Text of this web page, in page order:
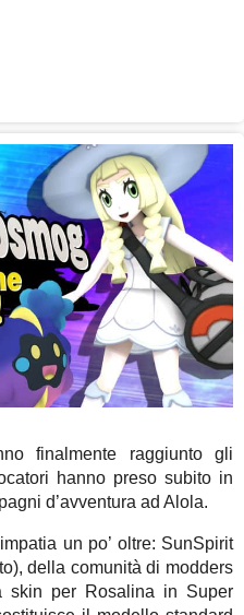
finalmente raggiunto gli
hanno preso subito in
d’avventura ad Alola.
un po’ oltre: SunSpirit
della comunità di modders
skin per Rosalina in Super